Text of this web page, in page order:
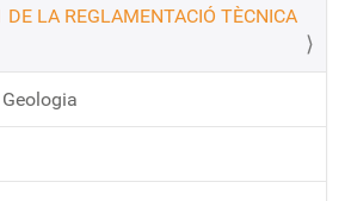
DE LA REGLAMENTACIÓ TÈCNICA